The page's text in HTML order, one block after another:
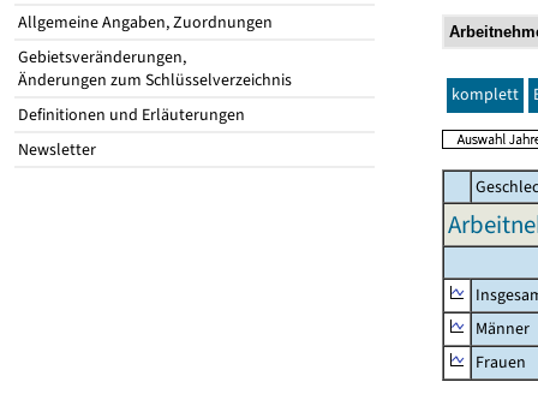
Allgemeine Angaben, Zuordnungen
Gebietsveränderungen,
Änderungen zum Schlüsselverzeichnis
Definitionen und Erläuterungen
Newsletter
komplett
Männer
Frauen